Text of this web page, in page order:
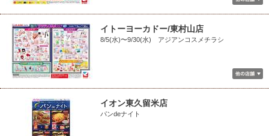
イトーヨーカドー/東村山店
8/5(水)〜9/30(水) アジアンコスメチラシ
イオン東久留米店
パンdeナイト